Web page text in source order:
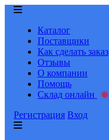
Каталог
Поставщики
Как сделать заказ
Отзывы
О компании
Помощь
Склад онлайн
Регистрация Вход